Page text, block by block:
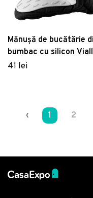
Mănușă de bucătărie
bumbac cu silicon
Design, alb - negru
41 lei
‹ 1 2